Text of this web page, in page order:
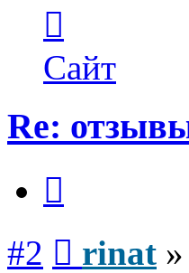
пользователя
rinat
Сайт
Re:
#2 rinat »